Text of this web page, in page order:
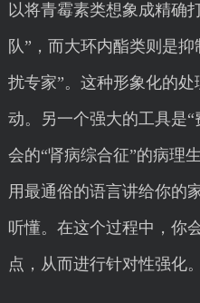
以将青霉素类想象成精确
队”，而大环内酯类则是
扰专家”。这种形象化的
动。另一个强大的工具是
会的“肾病综合征”的病理
用最通俗的语言讲给你的
听懂。在这个过程中，你
点，从而进行针对性强化。